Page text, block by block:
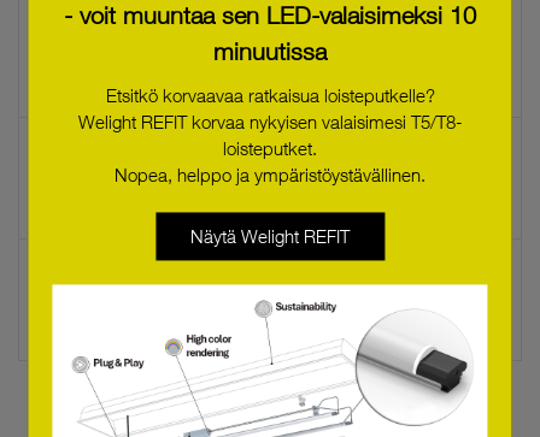
28005093
basicDIM Wireless User Interface black
28002213
- voit muuntaa sen LED-valaisimeksi 10
minuutissa
Etsitkö korvaavaa ratkaisua loisteputkelle?
Welight REFIT korvaa nykyisen valaisimesi T5/T8-
loisteputket.
Nopea, helppo ja ympäristöystävällinen.
Näytä Welight REFIT